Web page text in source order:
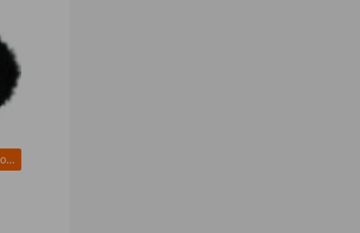
activated carbon for electric double layer capacitor